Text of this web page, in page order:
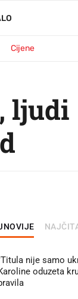
Cijene
ljudi
nije samo
oduzeta